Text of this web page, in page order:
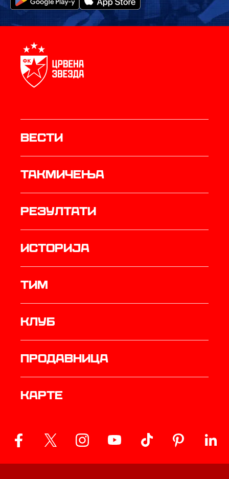
Вести
Такмичења
резултати
историја
ТИМ
Клуб
продавница
Карте